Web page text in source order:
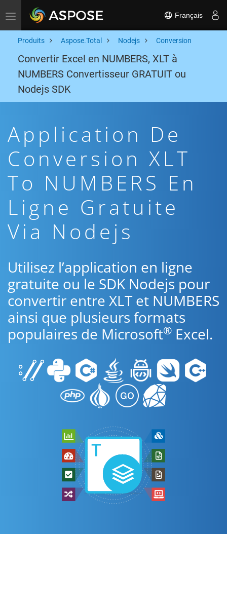
Toggle navigation Français
Produits Aspose.Total Nodejs Conversion
Convertir Excel en NUMBERS, XLT à
NUMBERS Convertisseur GRATUIT ou
Nodejs SDK
Application De
Conversion XLT
To NUMBERS En
Ligne Gratuite
Via Nodejs
Utilisez l’application en ligne
gratuite ou le SDK Nodejs pour
convertir entre XLT et NUMBERS
ainsi que plusieurs formats
populaires de Microsoft® Excel.